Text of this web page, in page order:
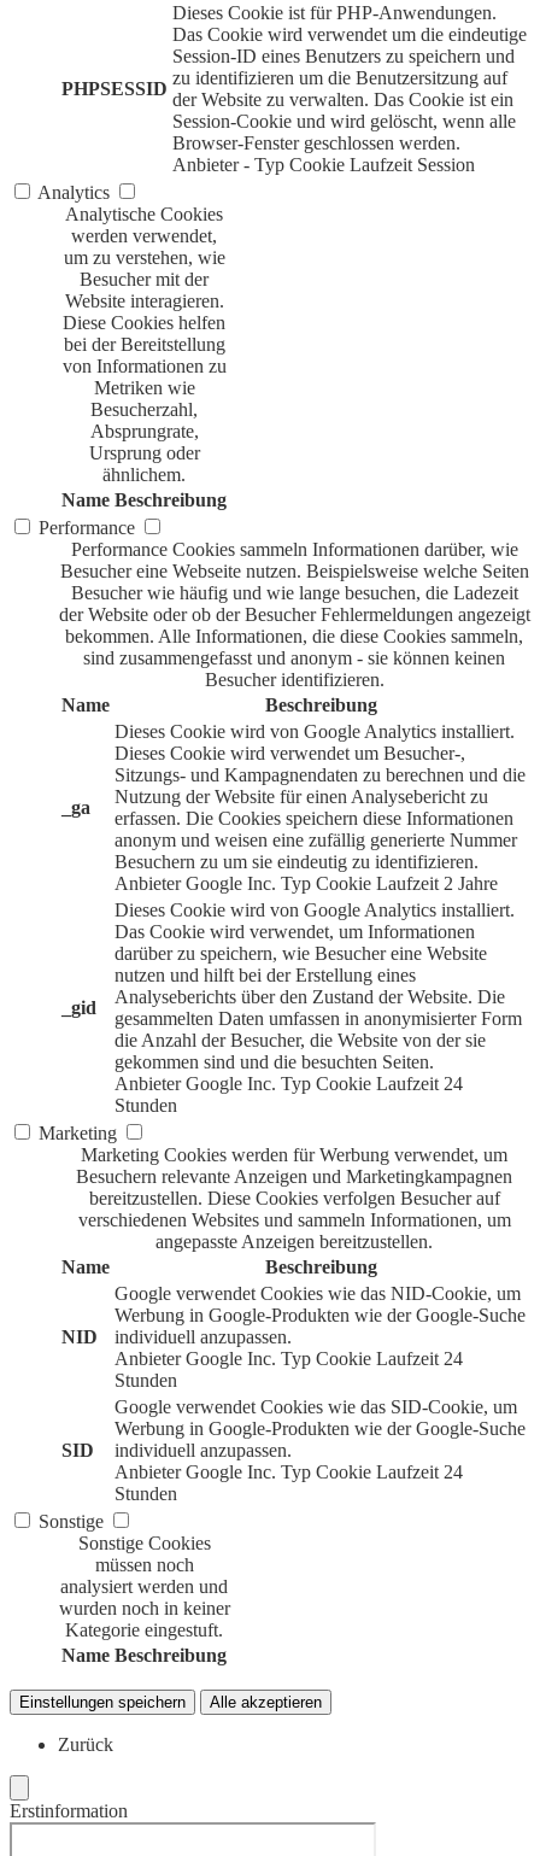
PHPSESSID
Dieses Cookie ist für PHP-Anwendungen.
Das Cookie wird verwendet um die eindeutige
Session-ID eines Benutzers zu speichern und
zu identifizieren um die Benutzersitzung auf
der Website zu verwalten. Das Cookie ist ein
Session-Cookie und wird gelöscht, wenn alle
Browser-Fenster geschlossen werden.
Anbieter - Typ Cookie Laufzeit Session
Analytics
Analytische Cookies
werden verwendet,
um zu verstehen, wie
Besucher mit der
Website interagieren.
Diese Cookies helfen
bei der Bereitstellung
von Informationen zu
Metriken wie
Besucherzahl,
Absprungrate,
Ursprung oder
ähnlichem.
Name Beschreibung
Performance
Performance Cookies sammeln Informationen darüber, wie
Besucher eine Webseite nutzen. Beispielsweise welche Seiten
Besucher wie häufig und wie lange besuchen, die Ladezeit
der Website oder ob der Besucher Fehlermeldungen angezeigt
bekommen. Alle Informationen, die diese Cookies sammeln,
sind zusammengefasst und anonym - sie können keinen
Besucher identifizieren.
Name
Beschreibung
_ga
Dieses Cookie wird von Google Analytics installiert.
Dieses Cookie wird verwendet um Besucher-,
Sitzungs- und Kampagnendaten zu berechnen und die
Nutzung der Website für einen Analysebericht zu
erfassen. Die Cookies speichern diese Informationen
anonym und weisen eine zufällig generierte Nummer
Besuchern zu um sie eindeutig zu identifizieren.
Anbieter Google Inc. Typ Cookie Laufzeit 2 Jahre
_gid
Dieses Cookie wird von Google Analytics installiert.
Das Cookie wird verwendet, um Informationen
darüber zu speichern, wie Besucher eine Website
nutzen und hilft bei der Erstellung eines
Analyseberichts über den Zustand der Website. Die
gesammelten Daten umfassen in anonymisierter Form
die Anzahl der Besucher, die Website von der sie
gekommen sind und die besuchten Seiten.
Anbieter Google Inc. Typ Cookie Laufzeit 24
Stunden
Marketing
Marketing Cookies werden für Werbung verwendet, um
Besuchern relevante Anzeigen und Marketingkampagnen
bereitzustellen. Diese Cookies verfolgen Besucher auf
verschiedenen Websites und sammeln Informationen, um
angepasste Anzeigen bereitzustellen.
Name
Beschreibung
NID
Google verwendet Cookies wie das NID-Cookie, um
Werbung in Google-Produkten wie der Google-Suche
individuell anzupassen.
Anbieter Google Inc. Typ Cookie Laufzeit 24
Stunden
SID
Google verwendet Cookies wie das SID-Cookie, um
Werbung in Google-Produkten wie der Google-Suche
individuell anzupassen.
Anbieter Google Inc. Typ Cookie Laufzeit 24
Stunden
Sonstige
Sonstige Cookies
müssen noch
analysiert werden und
wurden noch in keiner
Kategorie eingestuft.
Name Beschreibung
Einstellungen speichern Alle akzeptieren
Zurück
Erstinformation